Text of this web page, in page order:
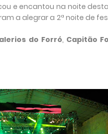
e encantou na noite
a alegrar a 2ª noite de
do Forró, Capitão